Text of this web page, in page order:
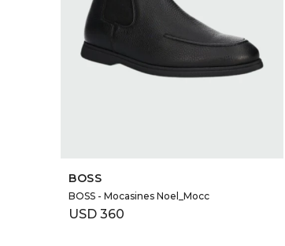
BOSS
BOSS - Mocasines Noel_Mocc
USD 360